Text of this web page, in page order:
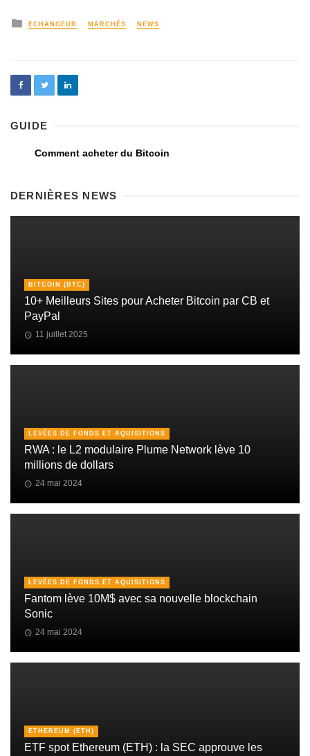
ECHANGEUR MARCHÉS NEWS
GUIDE
Comment acheter du Bitcoin
DERNIÈRES NEWS
BITCOIN (BTC)
10+ Meilleurs Sites pour Acheter Bitcoin par CB et
PayPal
11 juillet 2025
LEVÉES DE FONDS ET AQUISITIONS
RWA : le L2 modulaire Plume Network lève 10
millions de dollars
24 mai 2024
LEVÉES DE FONDS ET AQUISITIONS
Fantom lève 10M$ avec sa nouvelle blockchain
Sonic
24 mai 2024
ETHEREUM (ETH)
ETF spot Ethereum (ETH) : la SEC approuve les